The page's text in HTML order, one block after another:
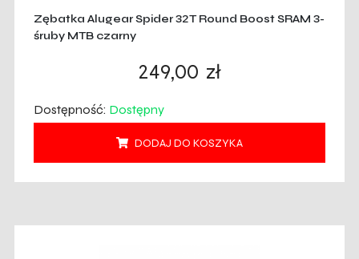
Zębatka Alugear Spider 32T Round Boost SRAM 3-
śruby MTB czarny
249,00 zł
Dostępność: Dostępny
DODAJ DO KOSZYKA